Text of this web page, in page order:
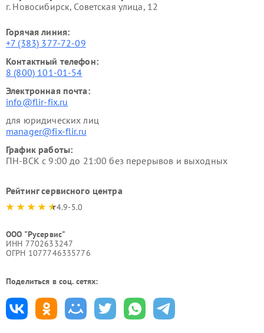
г. Новосибирск, Советская улица, 12
Горячая линия:
+7 (383) 377-72-09
Контактный телефон:
8 (800) 101-01-54
Электронная почта:
info@flir-fix.ru
для юридических лиц
manager@fix-flir.ru
График работы:
ПН-ВСК с 9:00 до 21:00 без перерывов и выходных
Рейтинг сервисного центра
4.9-5.0
ООО "Русервис"
ИНН 7702633247
ОГРН 1077746335776
Поделиться в соц. сетях: